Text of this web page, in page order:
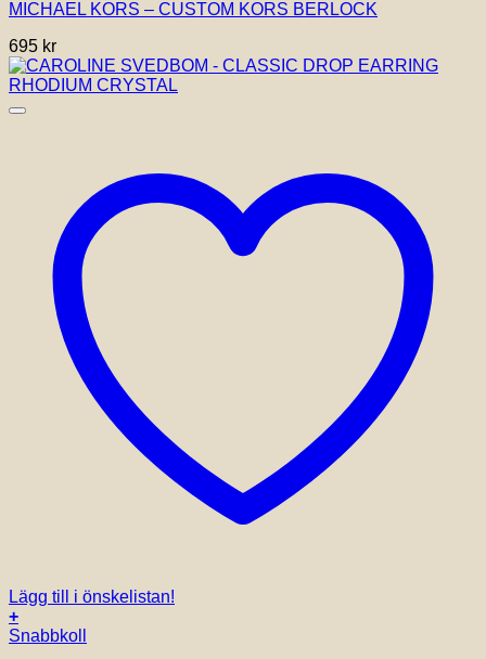
MICHAEL KORS – CUSTOM KORS BERLOCK
695 kr
Lägg till i önskelistan!
+
Snabbkoll